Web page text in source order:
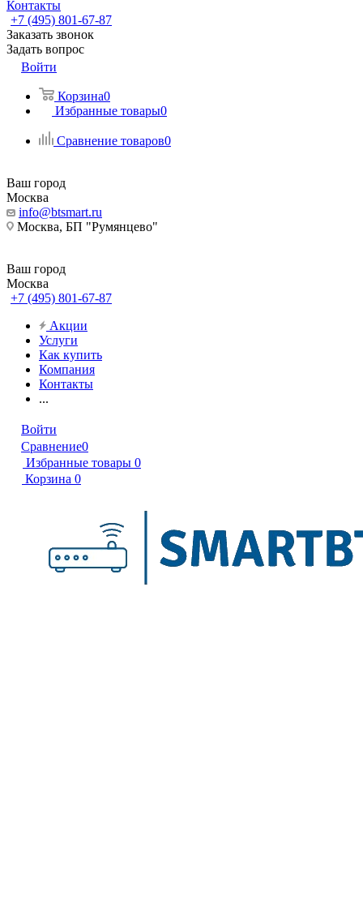
Контакты
+7 (495) 801-67-87
Заказать звонок
Задать вопрос
Войти
Корзина0
Избранные товары0
Сравнение товаров0
Ваш город
Москва
info@btsmart.ru
Москва, БП "Румянцево"
Ваш город
Москва
+7 (495) 801-67-87
Акции
Услуги
Как купить
Компания
Контакты
...
Войти
Сравнение0
Избранные товары 0
Корзина 0